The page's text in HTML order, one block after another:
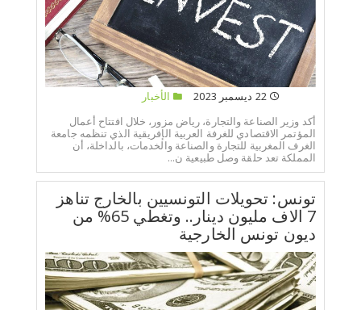
22 ديسمبر 2023
الأخبار
أكد وزير الصناعة والتجارة، رياض مزور، خلال افتتاح أعمال
المؤتمر الاقتصادي للغرفة العربية الإفريقية الذي تنظمه جامعة
الغرف المغربية للتجارة والصناعة والخدمات، بالداخلة، أن
المملكة تعد حلقة وصل طبيعية ن...
تونس: تحويلات التونسيين بالخارج تناهز
7 الاف مليون دينار.. وتغطي 65% من
ديون تونس الخارجية